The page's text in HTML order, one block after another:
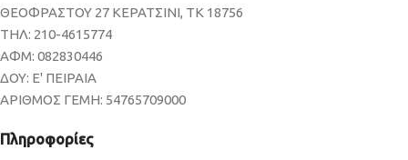
ΘΕΟΦΡΑΣΤΟΥ 27 ΚΕΡΑΤΣΙΝΙ, ΤΚ 18756
ΤΗΛ: 210-4615774
ΑΦΜ: 082830446
ΔΟΥ: Ε' ΠΕΙΡΑΙΑ
ΑΡΙΘΜΟΣ ΓΕΜΗ: 54765709000
Πληροφορίες